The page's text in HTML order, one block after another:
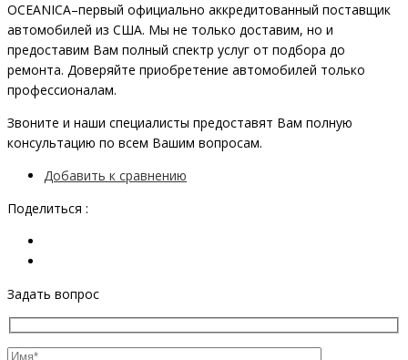
OCEANIСA–первый официально аккредитованный поставщик
автомобилей из США. Мы не только доставим, но и
предоставим Вам полный спектр услуг от подбора до
ремонта. Доверяйте приобретение автомобилей только
профессионалам.
Звоните и наши специалисты предоставят Вам полную
консультацию по всем Вашим вопросам.
Добавить к сравнению
Поделиться :
Задать вопрос